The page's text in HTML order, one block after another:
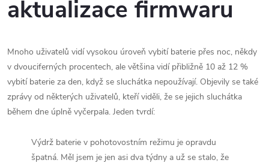
aktualizace firmwaru
Mnoho uživatelů vidí vysokou úroveň vybití baterie přes noc, někdy
v dvouciferných procentech, ale většina vidí přibližně 10 až 12 %
vybití baterie za den, když se sluchátka nepoužívají. Objevily se také
zprávy od některých uživatelů, kteří viděli, že se jejich sluchátka
během dne úplně vyčerpala. Jeden tvrdí:
Výdrž baterie v pohotovostním režimu je opravdu
špatná. Měl jsem je jen asi dva týdny a už se stalo, že